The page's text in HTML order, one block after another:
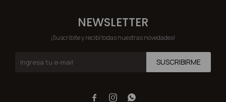
NEWSLETTER
¡Suscribite y recibí todas nuestras novedades!
SUSCRIBIRME
  